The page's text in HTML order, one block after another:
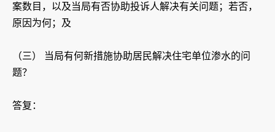
案数目，以及当局有否协助投诉人解决有关问题；若否，
原因为何；及
（三） 当局有何新措施协助居民解决住宅单位渗水的问
题？
答复：